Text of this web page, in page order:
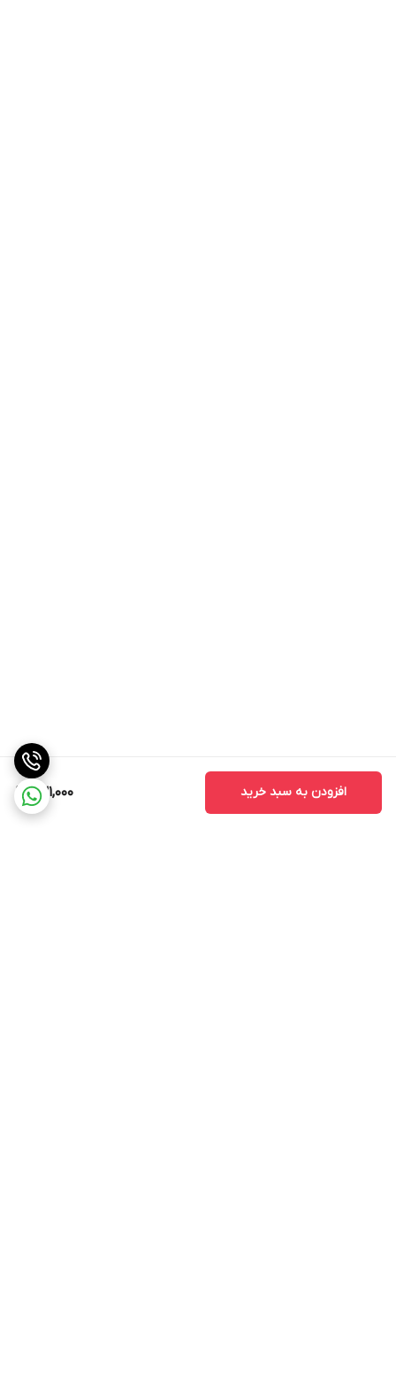
631,000 افزودن به سبد خرید